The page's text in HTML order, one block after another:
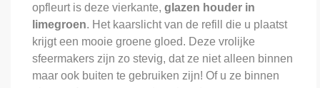
opfleurt is deze vierkante, glazen houder in
limegroen. Het kaarslicht van de refill die u plaatst
krijgt een mooie groene gloed. Deze vrolijke
sfeermakers zijn zo stevig, dat ze niet alleen binnen
maar ook buiten te gebruiken zijn! Of u ze binnen